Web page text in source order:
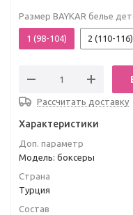
Размер BAYKAR белье
1 (98-104) 2 (110-116)
Рассчитать доставку
Характеристики
Доп. параметр
Модель: боксеры
Страна
Турция
Состав